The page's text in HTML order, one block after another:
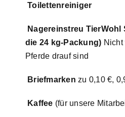
Toilettenreiniger
Nagereinstreu TierWohl
die 24 kg-Packung)
Pferde drauf sind
Briefmarken zu 0,10 €,
Kaffee (für unsere